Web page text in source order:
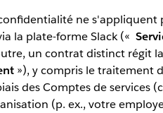
ne
la plate-forme Slack («
un contrat distinct régit
»), y compris le traitement
des Comptes de services
(p. ex., votre